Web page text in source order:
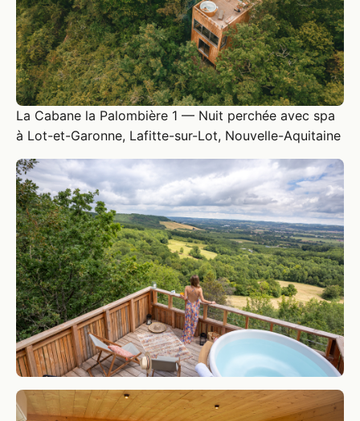
La Cabane la Palombière 1 — Nuit perchée avec spa
à Lot-et-Garonne, Lafitte-sur-Lot, Nouvelle-Aquitaine